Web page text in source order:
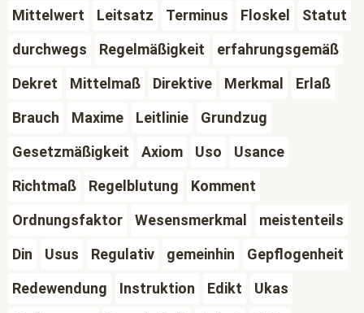
Mittelwert
Leitsatz Terminus Floskel
Statut
durchwegs
Regelmäßigkeit
erfahrungsgemäß
Dekret
Mittelmaß Direktive Merkmal
Erlaß
Brauch
Maxime Leitlinie
Grundzug
Gesetzmäßigkeit
Axiom Uso
Usance
Richtmaß
Regelblutung
Komment
Ordnungsfaktor
Wesensmerkmal
meistenteils
Din
Usus Regulativ gemeinhin
Gepflogenheit
Redewendung
Instruktion Edikt
Ukas